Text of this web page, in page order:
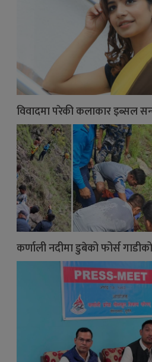
विवादमा परेकी कलाकार इब्सल
कर्णाली नदीमा डुबेको फोर्स